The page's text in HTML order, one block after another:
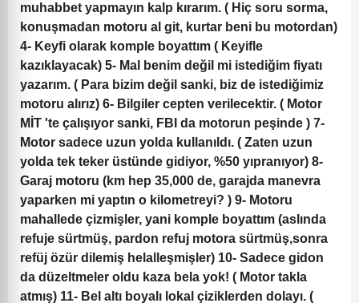
muhabbet yapmayın kalp kırarım. ( Hiç soru sorma,
konuşmadan motoru al git, kurtar beni bu motordan)
4- Keyfi olarak komple boyattım ( Keyifle
kazıklayacak) 5- Mal benim değil mi istediğim fiyatı
yazarım. ( Para bizim değil sanki, biz de istediğimiz
motoru alırız) 6- Bilgiler cepten verilecektir. ( Motor
MİT 'te çalışıyor sanki, FBI da motorun peşinde ) 7-
Motor sadece uzun yolda kullanıldı. ( Zaten uzun
yolda tek teker üstünde gidiyor, %50 yıpranıyor) 8-
Garaj motoru (km hep 35,000 de, garajda manevra
yaparken mi yaptın o kilometreyi? ) 9- Motoru
mahallede çizmişler, yani komple boyattım (aslında
refuje sürtmüş, pardon refuj motora sürtmüş,sonra
refüj özür dilemiş helalleşmişler) 10- Sadece gidon
da düzeltmeler oldu kaza bela yok! ( Motor takla
atmış) 11- Bel altı boyalı lokal çiziklerden dolayı. (